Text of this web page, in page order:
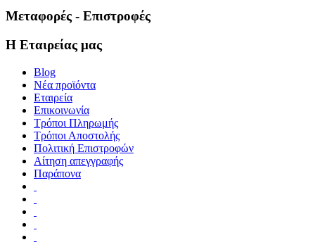
Μεταφορές - Επιστροφές
Η Εταιρείας μας
Blog
Νέα προϊόντα
Εταιρεία
Επικοινωνία
Τρόποι Πληρωμής
Τρόποι Αποστολής
Πολιτική Επιστροφών
Αίτηση απεγγραφής
Παράπονα